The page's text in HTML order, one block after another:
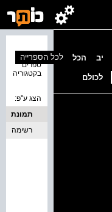
יב הכל
לכולם
ספרים
בקטגוריה
לכל הספרייה
הצג ע''פ:
תמונת
כריכה
רשימה